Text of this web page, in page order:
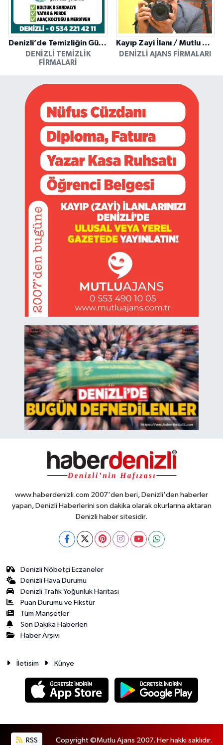
Denizli’de Temizliğin Güvenilir Adresi: Özkan Yerinde Yıkama
DENIZLI TEMIZLIK
FIRMALARI
Kayıp Zayi İlanı / Mutlu Ajans / Denizli
DENIZLI AJANS FIRMALARI
www.haberdenizli.com 2007'den beri, Denizli'den haberler
yapan, Denizli Haberlerini son dakika olarak okurlarına aktaran
Denizli haber sitesidir.
Denizli Nöbetçi Eczaneler
Denizli Hava Durumu
Denizli Trafik Yoğunluk Haritası
Puan Durumu ve Fikstür
Tüm Manşetler
Son Dakika Haberleri
Haber Arşivi
İletisim Künye
RSS Copyright ©Mutlu Ajans 2007. Her hakkı saklıdır.